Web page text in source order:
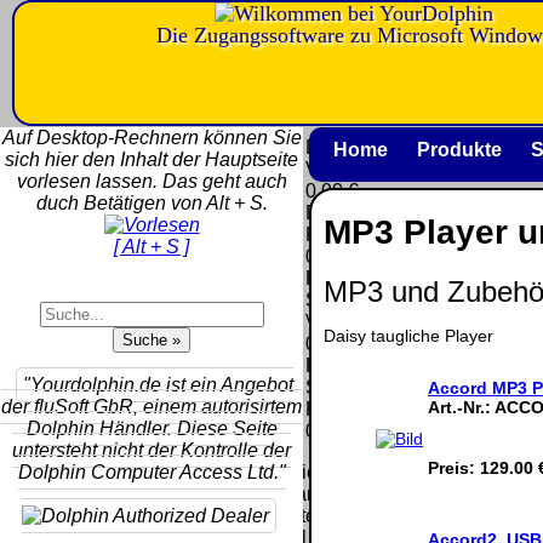
MP3 Player
MP3 und
Daisy taugliche Player
Accord MP3
Art.-Nr.:
Preis: 129.00
Accord2,
Home Produkte
Auf Desktop-Rechnern können Sie
sich hier den Inhalt der Hauptseite
vorlesen lassen. Das geht auch
duch Betätigen von Alt + S.
[ Alt + S ]
"Yourdolphin.de ist ein Angebot
der fluSoft GbR, einem autorisirtem
Dolphin Händler. Diese Seite
untersteht nicht der Kontrolle der
Dolphin Computer Access Ltd."
Die Zugangssoftware zu Microsoft
Code:
Deutschland
Nachnahme:
8.95 €
Deutschland
Vorkasse: 6.95
€
Schweiz)
Vorkasse:
20.00 €
EU (inkl.
Schweiz)
PayPal: 20.00
€
Der Versand erfolgt
als versichertes
Deutschland
Vorkasse:
0.00 €
Deutschland
PayPal:
0.00 €
EU (inkl.
Schweiz)
Vorkasse:
0.00 €
EU (inkl.
Schweiz)
PayPal:
0.00 €
Bei dieser
Versandart
erhalten Sie per
Email z.B. einen